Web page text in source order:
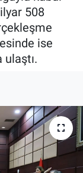
508
ise
ulaştı.